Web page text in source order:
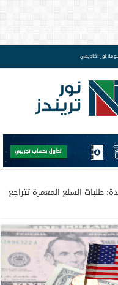
نور اكاديمي
طلبات السلع المعمرة تتراجع